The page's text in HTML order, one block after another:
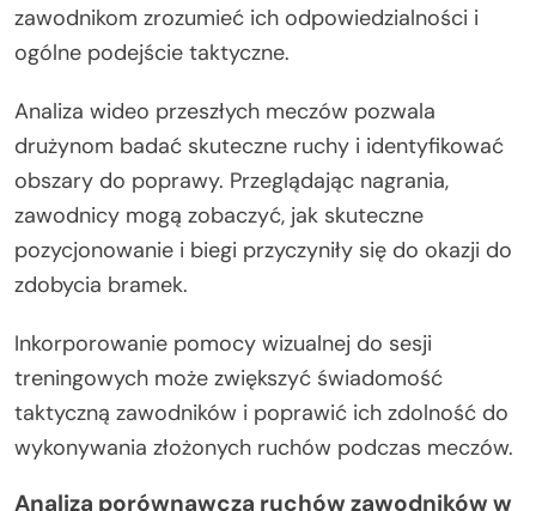
zawodnikom zrozumieć ich odpowiedzialności i
ogólne podejście taktyczne.
Analiza wideo przeszłych meczów pozwala
drużynom badać skuteczne ruchy i identyfikować
obszary do poprawy. Przeglądając nagrania,
zawodnicy mogą zobaczyć, jak skuteczne
pozycjonowanie i biegi przyczyniły się do okazji do
zdobycia bramek.
Inkorporowanie pomocy wizualnej do sesji
treningowych może zwiększyć świadomość
taktyczną zawodników i poprawić ich zdolność do
wykonywania złożonych ruchów podczas meczów.
Analiza porównawcza ruchów zawodników w